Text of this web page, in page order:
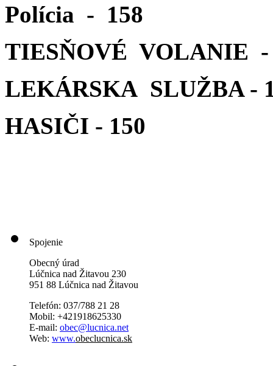
Polícia - 158
TIESŇOVÉ VOLANIE -
LEKÁRSKA SLUŽBA -
HASIČI - 150
Spojenie
Obecný úrad
Lúčnica nad Žitavou 230
951 88 Lúčnica nad Žitavou
Telefón: 037/788 21 28
Mobil: +421918625330
E-mail: obec@lucnica.net
Web: www.obeclucnica.sk